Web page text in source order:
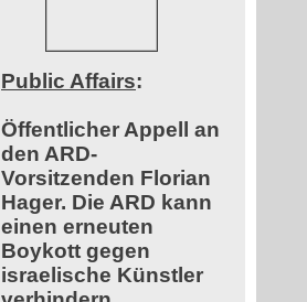
Public Affairs:
Öffentlicher Appell an
den ARD-
Vorsitzenden Florian
Hager. Die ARD kann
einen erneuten
Boykott gegen
israelische Künstler